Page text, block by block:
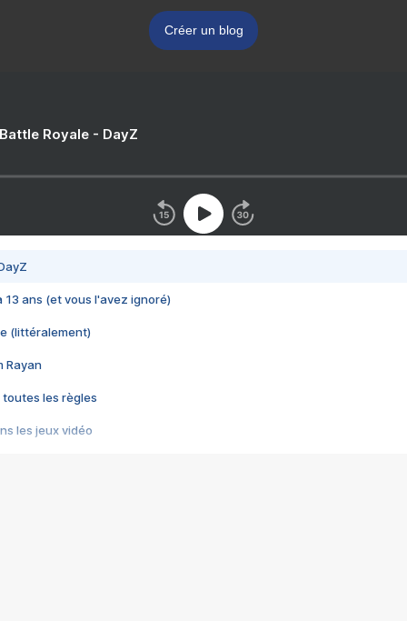
Créer un blog
Royale - DayZ
13 ans (et vous l'avez ignoré)
(littéralement)
Rayan
toutes les règles
les jeux vidéo